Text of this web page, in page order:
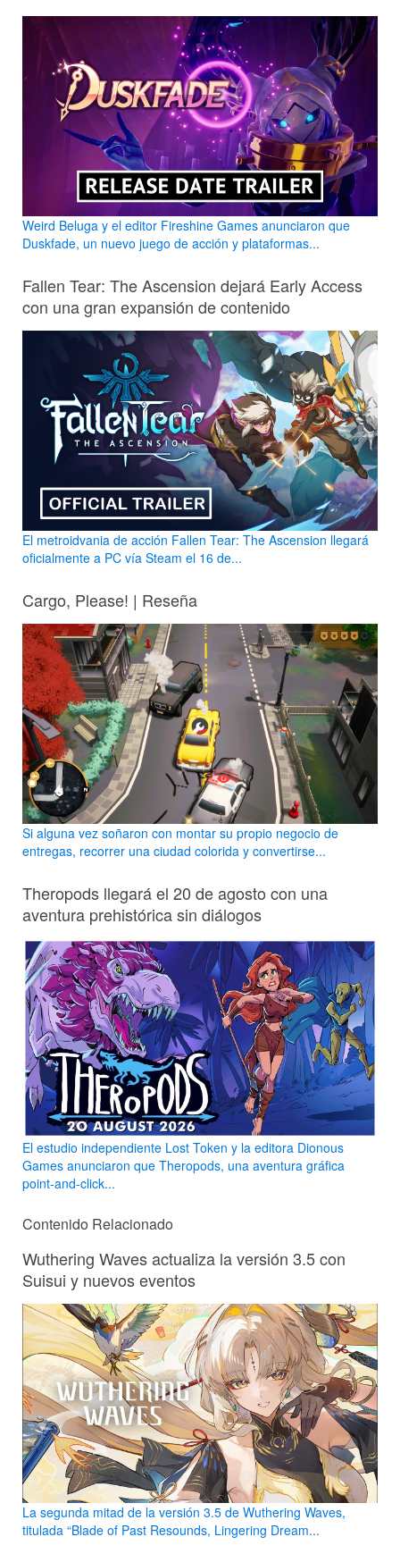
Weird Beluga y el editor Fireshine Games anunciaron que
Duskfade, un nuevo juego de acción y plataformas...
Fallen Tear: The Ascension dejará Early Access
con una gran expansión de contenido
El metroidvania de acción Fallen Tear: The Ascension llegará
oficialmente a PC vía Steam el 16 de...
Cargo, Please! | Reseña
Si alguna vez soñaron con montar su propio negocio de
entregas, recorrer una ciudad colorida y convertirse...
Theropods llegará el 20 de agosto con una
aventura prehistórica sin diálogos
El estudio independiente Lost Token y la editora Dionous
Games anunciaron que Theropods, una aventura gráfica
point-and-click...
Contenido Relacionado
Wuthering Waves actualiza la versión 3.5 con
Suisui y nuevos eventos
La segunda mitad de la versión 3.5 de Wuthering Waves,
titulada “Blade of Past Resounds, Lingering Dream...